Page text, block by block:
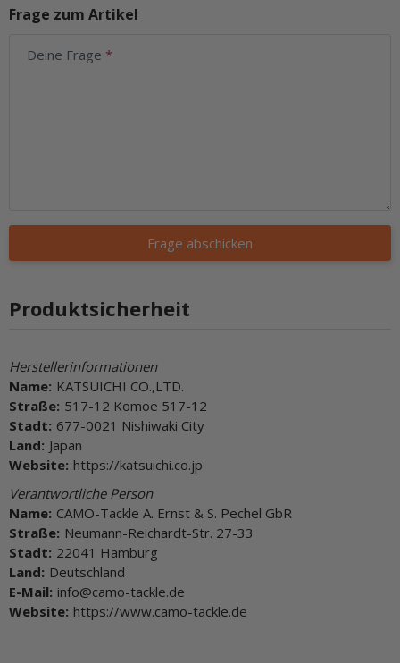
Frage zum Artikel
Deine Frage
Frage abschicken
Produktsicherheit
Herstellerinformationen
Name: KATSUICHI CO.,LTD.
Straße: 517-12 Komoe 517-12
Stadt: 677-0021 Nishiwaki City
Land: Japan
Website: https://katsuichi.co.jp
Verantwortliche Person
Name: CAMO-Tackle A. Ernst & S. Pechel GbR
Straße: Neumann-Reichardt-Str. 27-33
Stadt: 22041 Hamburg
Land: Deutschland
E-Mail: info@camo-tackle.de
Website: https://www.camo-tackle.de